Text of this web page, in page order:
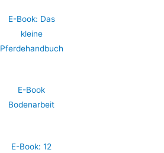
E-Book: Das
kleine
Pferdehandbuch
E-Book
Bodenarbeit
E-Book: 12